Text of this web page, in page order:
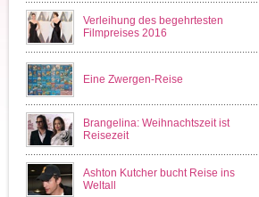
Verleihung des begehrtesten
Filmpreises 2016
Eine Zwergen-Reise
Brangelina: Weihnachtszeit ist
Reisezeit
Ashton Kutcher bucht Reise ins
Weltall